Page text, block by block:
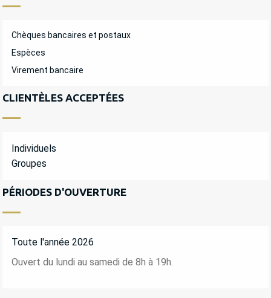
Chèques bancaires et postaux
Espèces
Virement bancaire
CLIENTÈLES ACCEPTÉES
Individuels
Groupes
PÉRIODES D'OUVERTURE
Toute l'année 2026
Ouvert du lundi au samedi de 8h à 19h.